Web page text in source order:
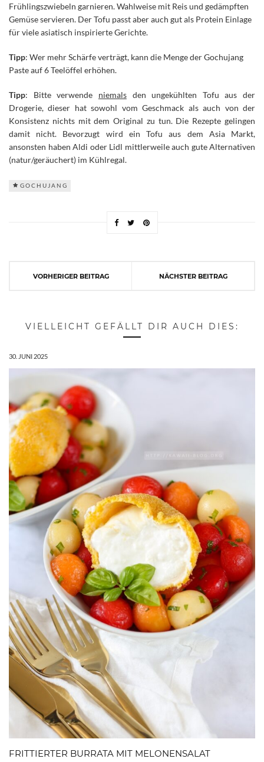
Frühlingszwiebeln garnieren. Wahlweise mit Reis und gedämpften
Gemüse servieren. Der Tofu passt aber auch gut als Protein Einlage
für viele asiatisch inspirierte Gerichte.
Tipp: Wer mehr Schärfe verträgt, kann die Menge der Gochujang
Paste auf 6 Teelöffel erhöhen.
Tipp: Bitte verwende niemalsden ungekühlten Tofu aus der
Drogerie, dieser hat sowohl vom Geschmack als auch von der
Konsistenz nichts mit dem Original zu tun. Die Rezepte gelingen
damit nicht. Bevorzugt wird ein Tofu aus dem Asia Markt,
ansonsten haben Aldi oder Lidl mittlerweile auch gute Alternativen
(natur/geräuchert) im Kühlregal.
GOCHUJANG
VORHERIGER BEITRAG NÄCHSTER BEITRAG
VIELLEICHT GEFÄLLT DIR AUCH DIES:
30. JUNI 2025
FRITTIERTER BURRATA MIT MELONENSALAT